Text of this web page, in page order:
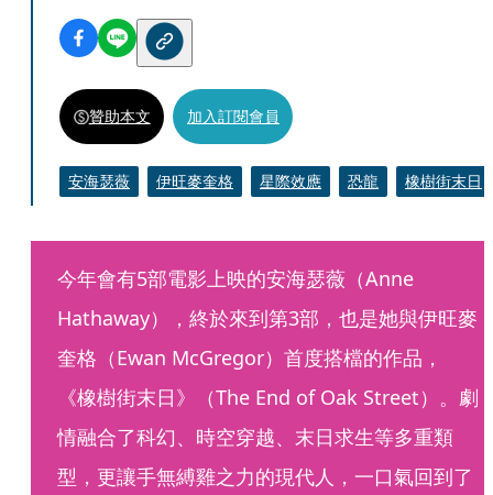
贊助本文 加入訂閱會員
安海瑟薇 伊旺麥奎格 星際效應 恐龍 橡樹街末日
今年會有5部電影上映的安海瑟薇（Anne
Hathaway），終於來到第3部，也是她與伊旺麥
奎格（Ewan McGregor）首度搭檔的作品，
《橡樹街末日》（The End of Oak Street）。劇
情融合了科幻、時空穿越、末日求生等多重類
型，更讓手無縛雞之力的現代人，一口氣回到了